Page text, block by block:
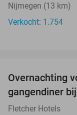
Nijmegen (13 km)
Verkocht: 1.754
Overnachting
gangendiner
Fletcher Hotels